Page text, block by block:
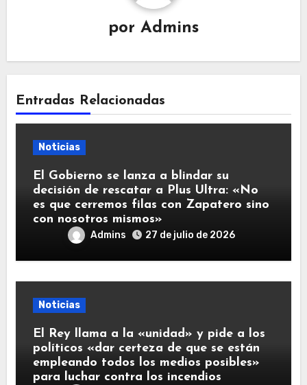
por Admins
Entradas Relacionadas
Noticias
El Gobierno se lanza a blindar su
decisión de rescatar a Plus Ultra: «No
es que cerremos filas con Zapatero sino
con nosotros mismos»
Admins 27 de julio de 2026
Noticias
El Rey llama a la «unidad» y pide a los
políticos «dar certeza de que se están
empleando todos los medios posibles»
para luchar contra los incendios